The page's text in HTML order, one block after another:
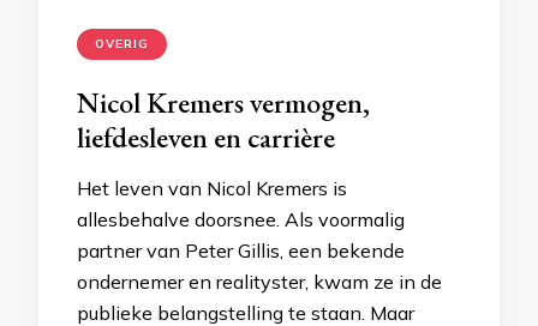
OVERIG
Nicol Kremers vermogen,
liefdesleven en carrière
Het leven van Nicol Kremers is
allesbehalve doorsnee. Als voormalig
partner van Peter Gillis, een bekende
ondernemer en realityster, kwam ze in de
publieke belangstelling te staan. Maar